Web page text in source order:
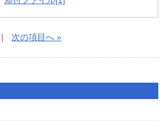
｜ 次の項目へ »